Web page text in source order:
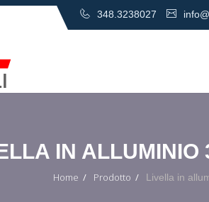
348.3238027
IN ALLUMINIO
Home Prodotto Livella in